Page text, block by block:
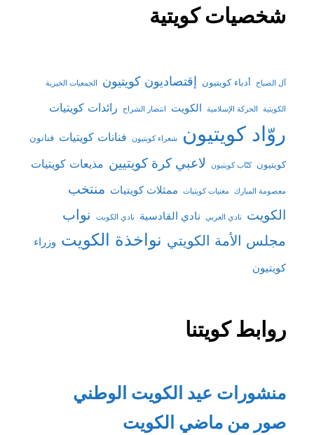
شخصيات كويتية
آل الصباح أدباء كويتيون إقتصاديون كويتيون الجمعيات الخيرية
الكويتية الحركة الإسلامية الكويت انتصار الشراح رائدات كويتيات
روّاد كويتيون شعراء كويتيون فنانات كويتيات فنانون
كويتيون كتّاب كويتيون لاعبي كرة كويتيين مذيعات كويتيات
معصومة المبارك مغنيات كويتيات ممثلات كويتيات منتخب
الكويت
نادي العربي نادي القادسية نادي الكويت
نواب
مجلس الأمة الكويتي نواخذة الكويت وزراء
كويتيون
روابط كويتنا
منشورات عيد الكويت الوطني
صور من ماضي الكويت